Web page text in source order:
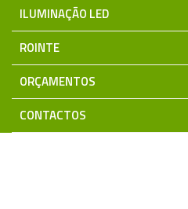
ILUMINAÇÃO LED
ROINTE
ORÇAMENTOS
CONTACTOS